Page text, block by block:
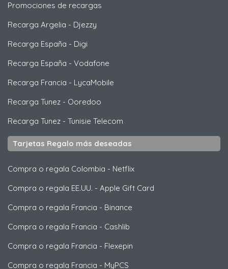
Promociones de recargas
Recarga Argelia - Djezzy
Recarga España - Digi
Recarga España - Vodafone
Recarga Francia - LycaMobile
Recarga Tunez - Ooredoo
Recarga Tunez - Tunisie Telecom
Tarjetas Regalo más deseadas
Compra o regala Colombia - Netflix
Compra o regala EE.UU. - Apple Gift Card
Compra o regala Francia - Binance
Compra o regala Francia - Cashlib
Compra o regala Francia - Flexepin
Compra o regala Francia - MyPCS